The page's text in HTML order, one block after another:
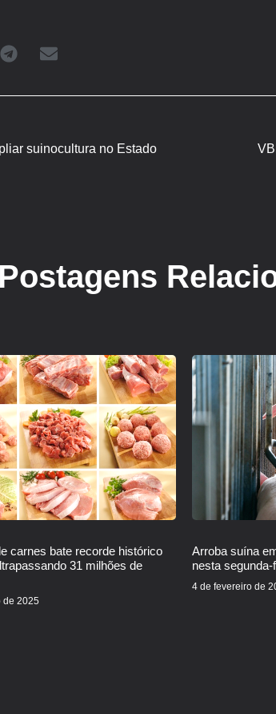
suinocultura no Estado
Postagens
carnes bate recorde histórico
31 milhões de
de 2025
Arroba suína
nesta segunda-
4 de fevereiro de